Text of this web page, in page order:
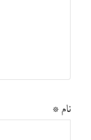
نام *